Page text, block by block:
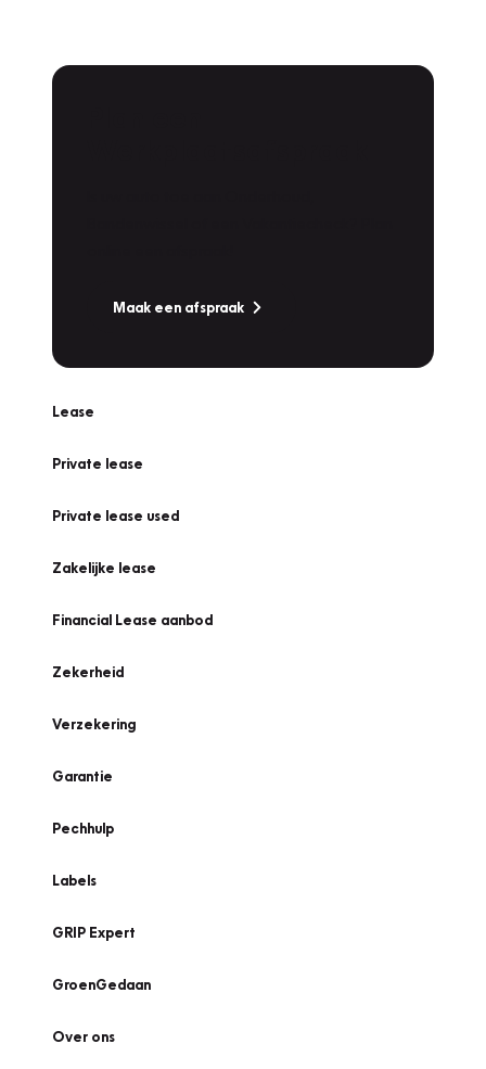
Maak een afspraak
Lease
Private lease
Private lease used
Zakelijke lease
Financial Lease aanbod
Zekerheid
Verzekering
Garantie
Pechhulp
Labels
GRIP Expert
GroenGedaan
Over ons